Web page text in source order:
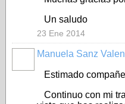
Un saludo
23 Ene 2014
Manuela Sanz
Estimado
Continuo con mi